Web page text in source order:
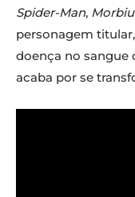
Spider-Man,
personagem
doença no sangue
acaba por se